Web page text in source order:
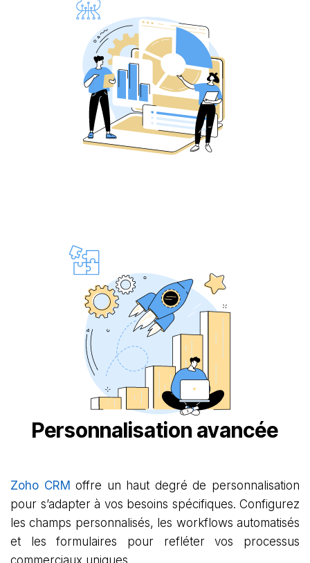
Personnalisation avancée
Zoho CRM offre un haut degré de personnalisation
pour s’adapter à vos besoins spécifiques. Configurez
les champs personnalisés, les workflows automatisés
et les formulaires pour refléter vos processus